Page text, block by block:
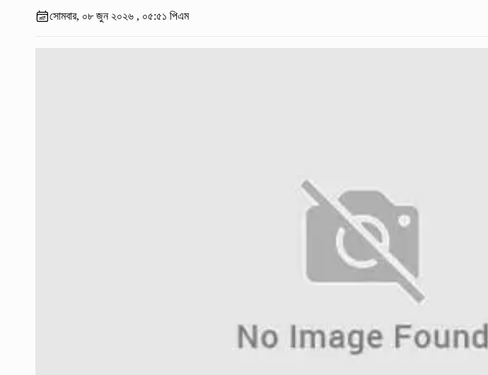
সোমবার, ০৮ জুন ২০২৬ , ০৫:৫১ পিএম